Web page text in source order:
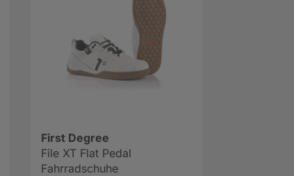
First Degree
File XT Flat Pedal
Fahrradschuhe